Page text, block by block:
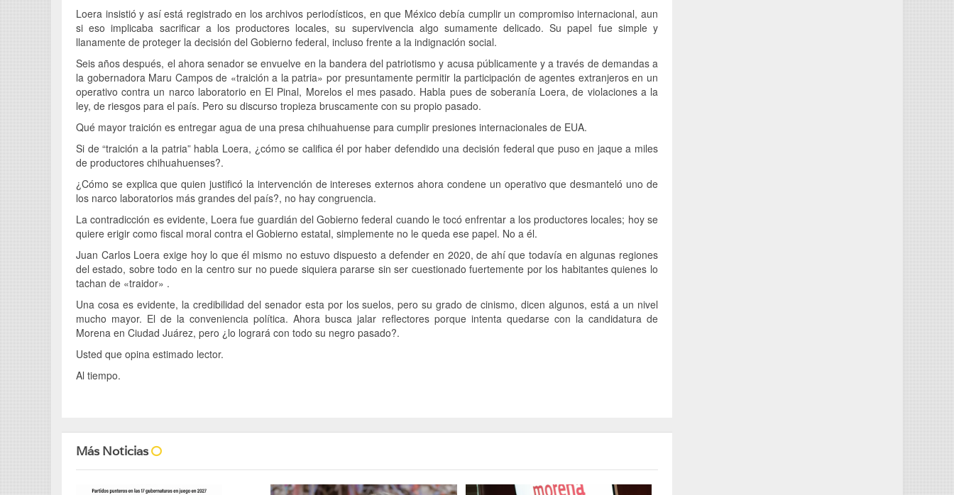
Loera insistió y así está registrado en los archivos periodísticos, en que México debía cumplir un compromiso internacional, aun
si eso implicaba sacrificar a los productores locales, su supervivencia algo sumamente delicado. Su papel fue simple y
llanamente de proteger la decisión del Gobierno federal, incluso frente a la indignación social.
Seis años después, el ahora senador se envuelve en la bandera del patriotismo y acusa públicamente y a través de demandas a
la gobernadora Maru Campos de «traición a la patria» por presuntamente permitir la participación de agentes extranjeros en un
operativo contra un narco laboratorio en El Pinal, Morelos el mes pasado. Habla pues de soberanía Loera, de violaciones a la
ley, de riesgos para el país. Pero su discurso tropieza bruscamente con su propio pasado.
Qué mayor traición es entregar agua de una presa chihuahuense para cumplir presiones internacionales de EUA.
Si de “traición a la patria” habla Loera, ¿cómo se califica él por haber defendido una decisión federal que puso en jaque a miles
de productores chihuahuenses?.
¿Cómo se explica que quien justificó la intervención de intereses externos ahora condene un operativo que desmanteló uno de
los narco laboratorios más grandes del país?, no hay congruencia.
La contradicción es evidente, Loera fue guardián del Gobierno federal cuando le tocó enfrentar a los productores locales; hoy se
quiere erigir como fiscal moral contra el Gobierno estatal, simplemente no le queda ese papel. No a él.
Juan Carlos Loera exige hoy lo que él mismo no estuvo dispuesto a defender en 2020, de ahí que todavía en algunas regiones
del estado, sobre todo en la centro sur no puede siquiera pararse sin ser cuestionado fuertemente por los habitantes quienes lo
tachan de «traidor» .
Una cosa es evidente, la credibilidad del senador esta por los suelos, pero su grado de cinismo, dicen algunos, está a un nivel
mucho mayor. El de la conveniencia política. Ahora busca jalar reflectores porque intenta quedarse con la candidatura de
Morena en Ciudad Juárez, pero ¿lo logrará con todo su negro pasado?.
Usted que opina estimado lector.
Al tiempo.
Más Noticias